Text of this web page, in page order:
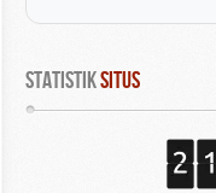
Statistik Situs